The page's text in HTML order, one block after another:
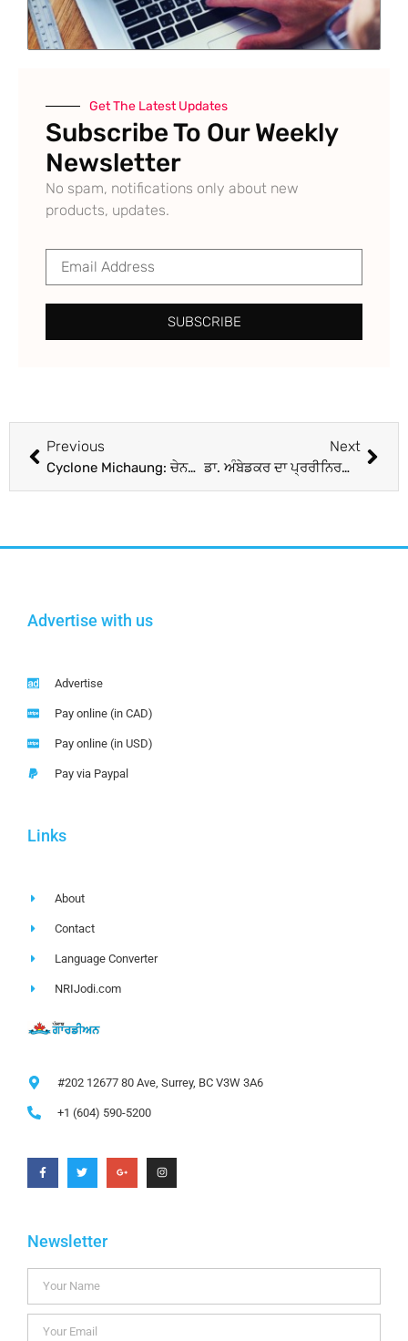
Get The Latest Updates
Subscribe To Our Weekly
Newsletter
No spam, notifications only about new
products, updates.
SUBSCRIBE
Previous
Cyclone Michaung: ਚੇਨਈ ‘ਚ ਆਏ ਚੱਕਰਵਾਤੀ ਤੂਫਾਨ Michaung ਦਾ ਦਿੱਲੀ ‘ਚ ਵੀ ਅਸਰ, ਕਈ ਟਰੇਨਾਂ ਰੱਦ; ਸੂਚੀ ਵੇਖੋ
Next
ਡਾ. ਅੰਬੇਡਕਰ ਦਾ ਪ੍ਰਰੀਨਿਰਵਾਣ ਦਿਵਸ ਸਮਾਗਮ ਭਲਕੇ
Advertise with us
Advertise
Pay online (in CAD)
Pay online (in USD)
Pay via Paypal
Links
About
Contact
Language Converter
NRIJodi.com
#202 12677 80 Ave, Surrey, BC V3W 3A6
+1 (604) 590-5200
Newsletter